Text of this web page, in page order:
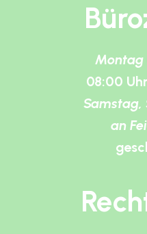
Montag
08:00
Samstag,
an